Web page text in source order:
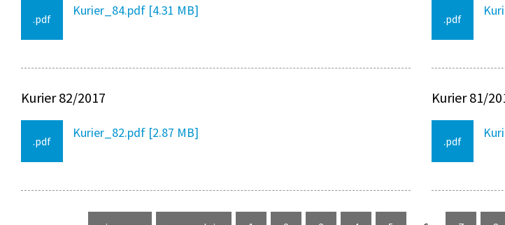
.pdf
Kurier_84.pdf [4.31 MB]
.pdf
Kurier 82/2017
.pdf
Kurier_82.pdf [2.87 MB]
Kurier 81/
.pdf